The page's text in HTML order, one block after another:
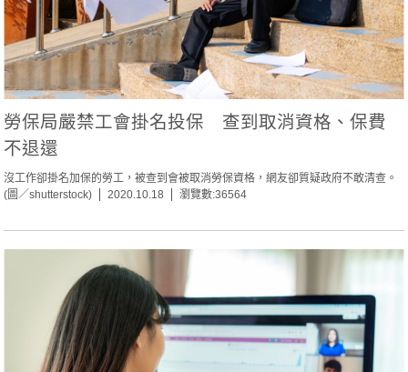
勞保局嚴禁工會掛名投保 查到取消資格、保費
不退還
沒工作卻掛名加保的勞工，被查到會被取消勞保資格，網友卻質疑政府不敢清查。
(圖／shutterstock)
2020.10.18 瀏覽數:36564